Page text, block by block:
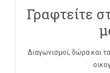
Γραφτείτε
Διαγωνισμοί, δώρα και